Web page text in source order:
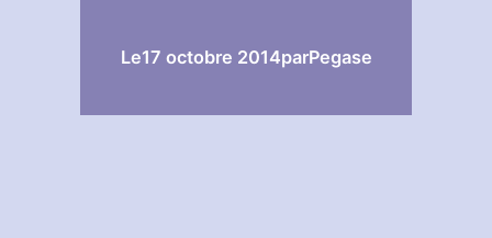
Le17 octobre 2014parPegase